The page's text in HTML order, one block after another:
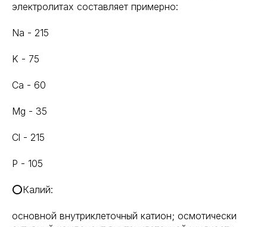
электролитах составляет примерно:
Na - 215
K - 75
Ca - 60
Mg - 35
Cl - 215
P - 105
⭕Калий:
основной внутриклеточный катион; осмотически